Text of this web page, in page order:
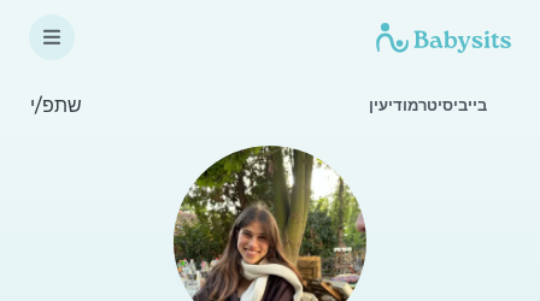
בייביסיטרמודיעין שתפ/י